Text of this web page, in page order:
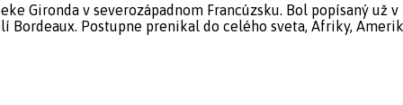
Gironda v severozápadnom Francúzsku. Bol popísaný už
Postupne prenikal do celého sveta, Afriky,